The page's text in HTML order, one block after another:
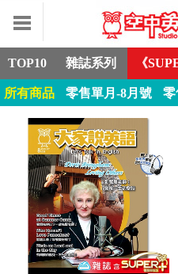
TOP10 雜誌系列 《
所有商品 零售單月-8月號 零